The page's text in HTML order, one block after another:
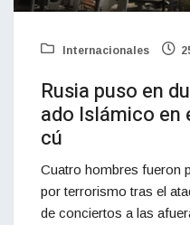
Internacionales
Rusia puso en
ado Islámico
cú
Cuatro hombres fueron
por terrorismo tras el
de conciertos a las